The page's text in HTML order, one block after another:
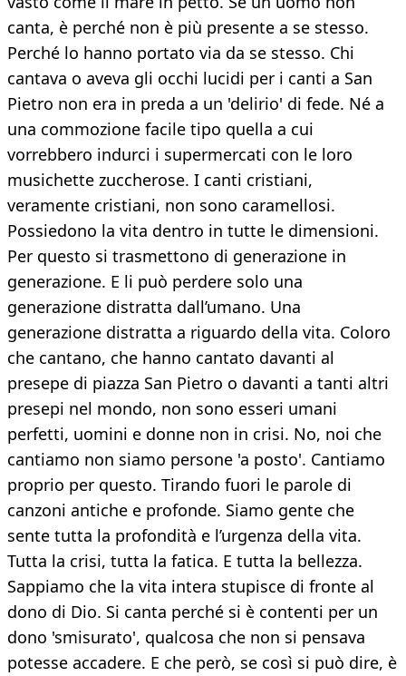
canta, è perché non è più presente a se stesso.
Perché lo hanno portato via da se stesso. Chi
cantava o aveva gli occhi lucidi per i canti a San
Pietro non era in preda a un 'delirio' di fede. Né a
una commozione facile tipo quella a cui
vorrebbero indurci i supermercati con le loro
musichette zuccherose. I canti cristiani,
veramente cristiani, non sono caramellosi.
Possiedono la vita dentro in tutte le dimensioni.
Per questo si trasmettono di generazione in
generazione. E li può perdere solo una
generazione distratta dall’umano. Una
generazione distratta a riguardo della vita. Coloro
che cantano, che hanno cantato davanti al
presepe di piazza San Pietro o davanti a tanti altri
presepi nel mondo, non sono esseri umani
perfetti, uomini e donne non in crisi. No, noi che
cantiamo non siamo persone 'a posto'. Cantiamo
proprio per questo. Tirando fuori le parole di
canzoni antiche e profonde. Siamo gente che
sente tutta la profondità e l’urgenza della vita.
Tutta la crisi, tutta la fatica. E tutta la bellezza.
Sappiamo che la vita intera stupisce di fronte al
dono di Dio. Si canta perché si è contenti per un
dono 'smisurato', qualcosa che non si pensava
potesse accadere. E che però, se così si può dire, è